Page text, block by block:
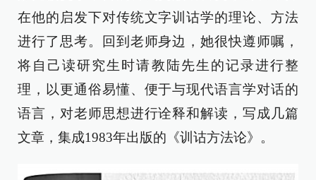
在他的启发下对传统文字训诂学的理论、方法
进行了思考。回到老师身边，她很快遵师嘱，
将自己读研究生时请教陆先生的记录进行整
理，以更通俗易懂、便于与现代语言学对话的
语言，对老师思想进行诠释和解读，写成几篇
文章，集成1983年出版的《训诂方法论》。